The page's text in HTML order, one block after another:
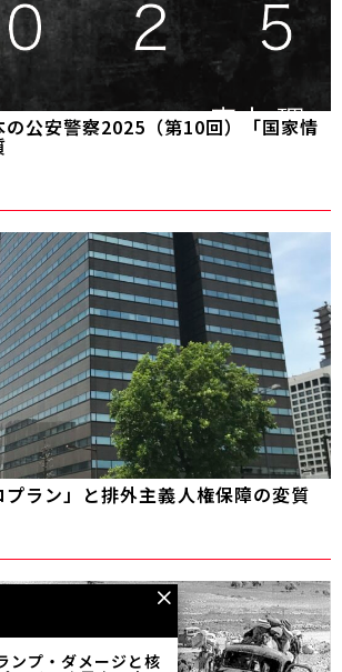
の公安警察2025（第10回）「国家情
ラン」と排外主義――人権保障の変質
ンプ・ダメージと核